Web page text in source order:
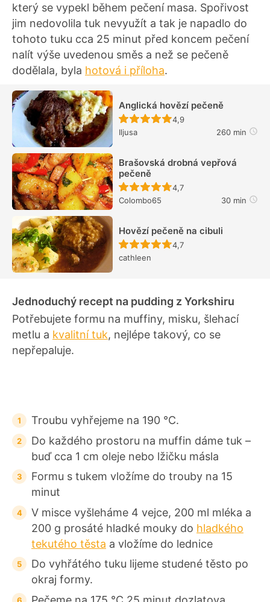
který se vypekl během pečení masa. Spořivost
jim nedovolila tuk nevyužít a tak je napadlo do
tohoto tuku cca 25 minut před koncem pečení
nalít výše uvedenou směs a než se pečeně
dodělala, byla hotová i příloha.
Anglická hovězí pečeně
Recept ještě nebyl
4,9
Iljusa
260 min
Brašovská drobná vepřová
pečeně
Recept ještě nebyl
4,7
Colombo65
30 min
Hovězí pečeně na cibuli
Recept ještě nebyl
4,7
cathleen
Jednoduchý recept na pudding z Yorkshiru
Potřebujete formu na muffiny, misku, šlehací
metlu a kvalitní tuk, nejlépe takový, co se
nepřepaluje.
Troubu vyhřejeme na 190 °C.
Do každého prostoru na muffin dáme tuk –
buď cca 1 cm oleje nebo lžičku másla
Formu s tukem vložíme do trouby na 15
minut
V misce vyšleháme 4 vejce, 200 ml mléka a
200 g prosáté hladké mouky do hladkého
tekutého těsta a vložíme do lednice
Do vyhřátého tuku lijeme studené těsto po
okraj formy.